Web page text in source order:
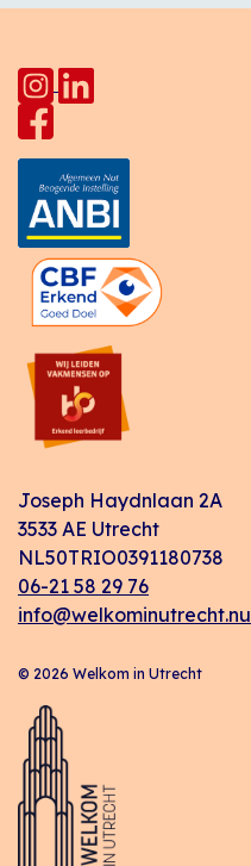
Joseph Haydnlaan 2A
3533 AE Utrecht
NL50TRIO0391180738
06-21 58 29 76
info@welkominutrecht.nu
© 2026 Welkom in Utrecht